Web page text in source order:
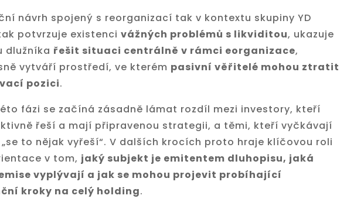
návrh spojený s reorganizací tak v kontextu skupiny YD
potvrzuje existenci vážných problémů s likviditou, ukazuje
dlužníka řešit situaci centrálně v rámci eorganizace,
vytváří prostředí, ve kterém pasivní věřitelé mohou ztratit
pozici.
fázi se začíná zásadně lámat rozdíl mezi investory, kteří
řeší a mají připravenou strategii, a těmi, kteří vyčkávají
to nějak vyřeší“. V dalších krocích proto hraje klíčovou roli
v tom, jaký subjekt je emitentem dluhopisu, jaká
vyplývají a jak se mohou projevit probíhající
kroky na celý holding.